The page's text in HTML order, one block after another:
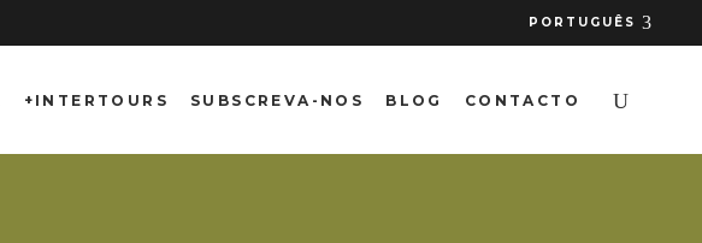
PORTUGUÊS
+INTERTOURS SUBSCREVA-NOS BLOG CONTACTO